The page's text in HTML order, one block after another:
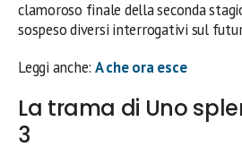
clamoroso finale della seconda
sospeso diversi interrogativi sul
Leggi anche: A che ora esce
La trama di Uno
3